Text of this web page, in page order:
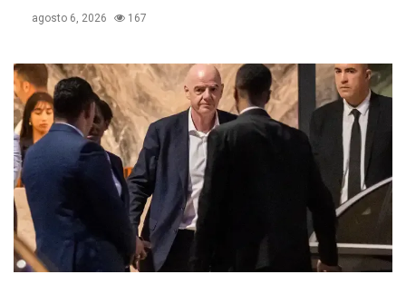
5
ÚLTIMA HORA
Concejo Municipal de
Mariño respalda a Cámara
de Comercio para reforma
de Ley de Puerto Libre
agosto 6, 2026 167